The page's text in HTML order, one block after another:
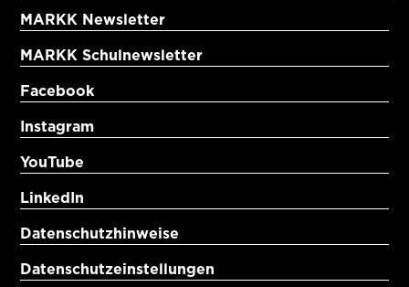
MARKK Newsletter
MARKK Schulnewsletter
Facebook
Instagram
YouTube
LinkedIn
Datenschutzhinweise
Datenschutzeinstellungen